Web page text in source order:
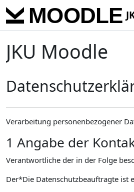
Zum Hauptinhalt
JKU Moodle
Verarbeitung personenbezogener
1 Angabe der
Verantwortliche der in der Folge
Der*Die Datenschutzbeauftragte ist